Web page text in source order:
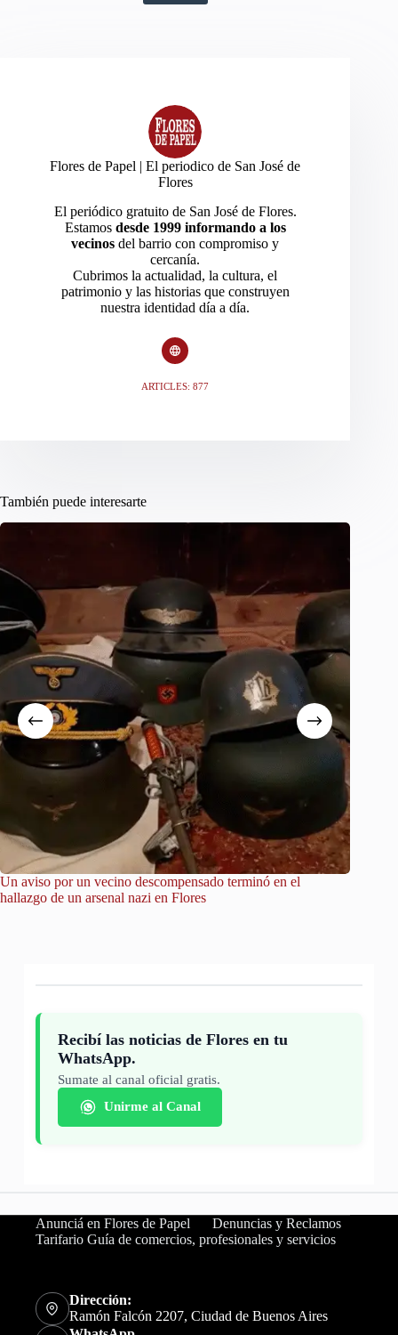
Flores de Papel | El periodico de San José de
Flores
El periódico gratuito de San José de Flores.
Estamos desde 1999 informando a los
vecinos del barrio con compromiso y
cercanía.
Cubrimos la actualidad, la cultura, el
patrimonio y las historias que construyen
nuestra identidad día a día.
ARTICLES: 877
También puede interesarte
Un aviso por un vecino descompensado terminó en el
hallazgo de un arsenal nazi en Flores
Recibí las noticias de Flores en tu
WhatsApp.
Sumate al canal oficial gratis.
Unirme al Canal
Anunciá en Flores de Papel
Denuncias y Reclamos
Tarifario Guía de comercios, profesionales y servicios
Dirección:
Ramón Falcón 2207, Ciudad de Buenos Aires